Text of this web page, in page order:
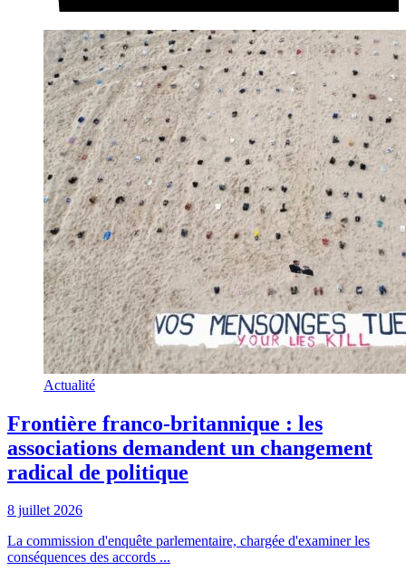
Actualité
Frontière franco-britannique : les
associations demandent un changement
radical de politique
8 juillet 2026
La commission d'enquête parlementaire, chargée d'examiner les
conséquences des accords ...